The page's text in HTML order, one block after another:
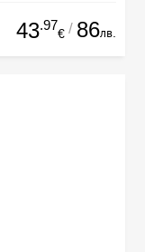
43.97
€ / 86лв.